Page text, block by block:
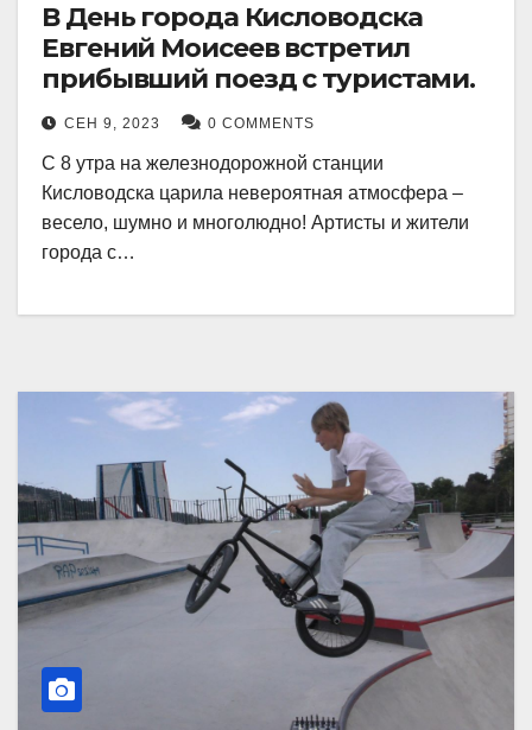
В День города Кисловодска
Евгений Моисеев встретил
прибывший поезд с туристами.
СЕН 9, 2023 0 COMMENTS
С 8 утра на железнодорожной станции
Кисловодска царила невероятная атмосфера –
весело, шумно и многолюдно! Артисты и жители
города с…